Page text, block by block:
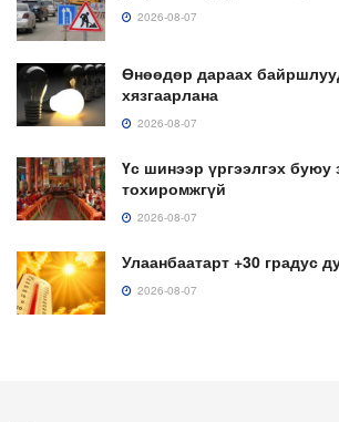
2026-08-07
Өнөөдөр дараах
хязгаарлана
2026-08-07
Үс шинээр үргээлгэх буюу
тохиромжгүй
2026-08-07
Улаанбаатарт +30 градус
2026-08-07